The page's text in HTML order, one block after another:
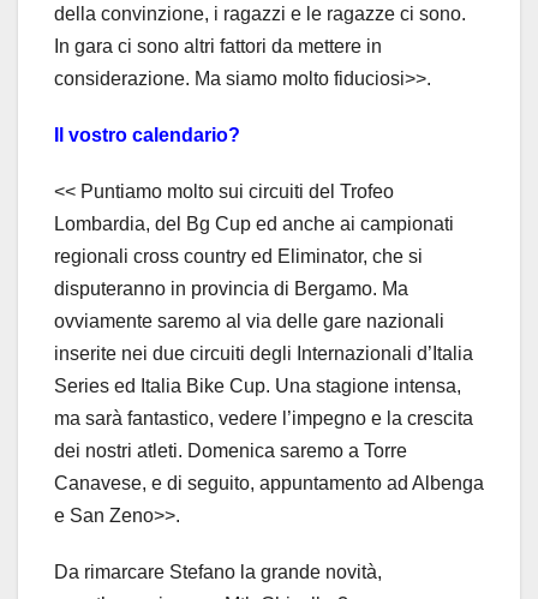
della convinzione, i ragazzi e le ragazze ci sono.
In gara ci sono altri fattori da mettere in
considerazione. Ma siamo molto fiduciosi>>.
Il vostro calendario?
<< Puntiamo molto sui circuiti del Trofeo
Lombardia, del Bg Cup ed anche ai campionati
regionali cross country ed Eliminator, che si
disputeranno in provincia di Bergamo. Ma
ovviamente saremo al via delle gare nazionali
inserite nei due circuiti degli Internazionali d’Italia
Series ed Italia Bike Cup. Una stagione intensa,
ma sarà fantastico, vedere l’impegno e la crescita
dei nostri atleti. Domenica saremo a Torre
Canavese, e di seguito, appuntamento ad Albenga
e San Zeno>>.
Da rimarcare Stefano la grande novità,